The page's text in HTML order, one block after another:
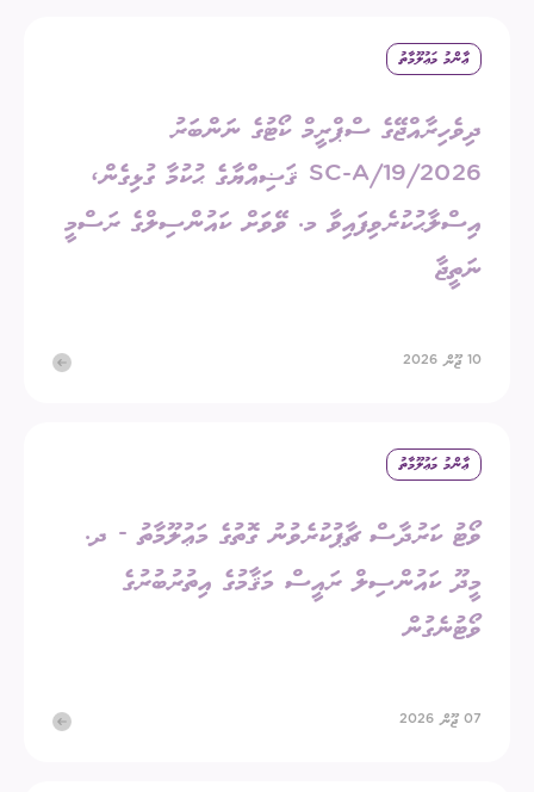
ޢާންމު މަޢުލޫމާތު
ދިވެހިރާއްޖޭގެ ސްޕްރީމް ކޯޓުގެ ނަންބަރު
2026/SC-A/19 ޤަޟިއްޔާގެ ޙުކުމާ ގުޅިގެން،
އިސްލާޙުކުރެވިފައިވާ މ. ވޭވަށް ކައުންސިލްގެ ރަސްމީ
ނަތީޖާ
10 ޖޫން 2026
ޢާންމު މަޢުލޫމާތު
ވޯޓު ކަރުދާސް ޗާޕުކުރެވުނު ގޮތުގެ މަޢުލޫމާތު - ދ.
މީދޫ ކައުންސިލް ރައީސް މަޤާމުގެ އިތުރުބުރުގެ
ވޯޓުނެގުން
07 ޖޫން 2026